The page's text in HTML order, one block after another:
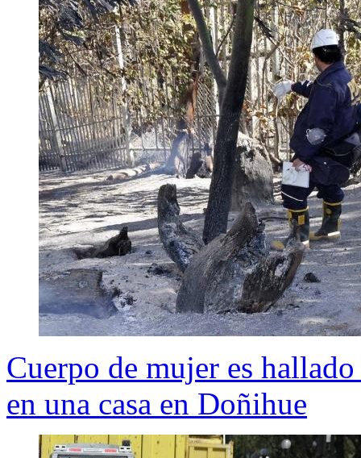
Cuerpo de mujer es
en una casa en Doñihue